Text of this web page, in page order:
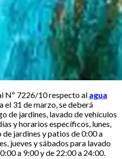
Nº 7226/10 respecto al agua
el 31 de marzo, se deberá
de jardines, lavado de vehículos
y horarios específicos, lunes,
jardines y patios de 0:00 a
jueves y sábados para lavado
a 9:00 y de 22:00 a 24:00.